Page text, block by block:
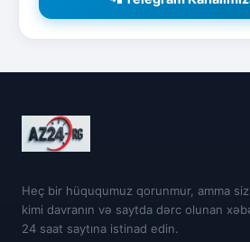
Heç bir hüququmuz qorunmur, amma
kimi davranın və saytda dərc olunan
24 saat saytına istinad edin.